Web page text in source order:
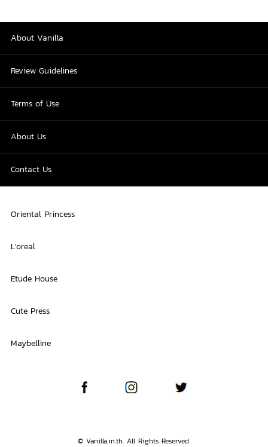
About Vanilla
Review Guidelines
Terms of Use
About Us
Contact Us
Oriental Princess
L'oreal
Etude House
Cute Press
Maybelline
© Vanilla.in.th. All Rights Reserved.